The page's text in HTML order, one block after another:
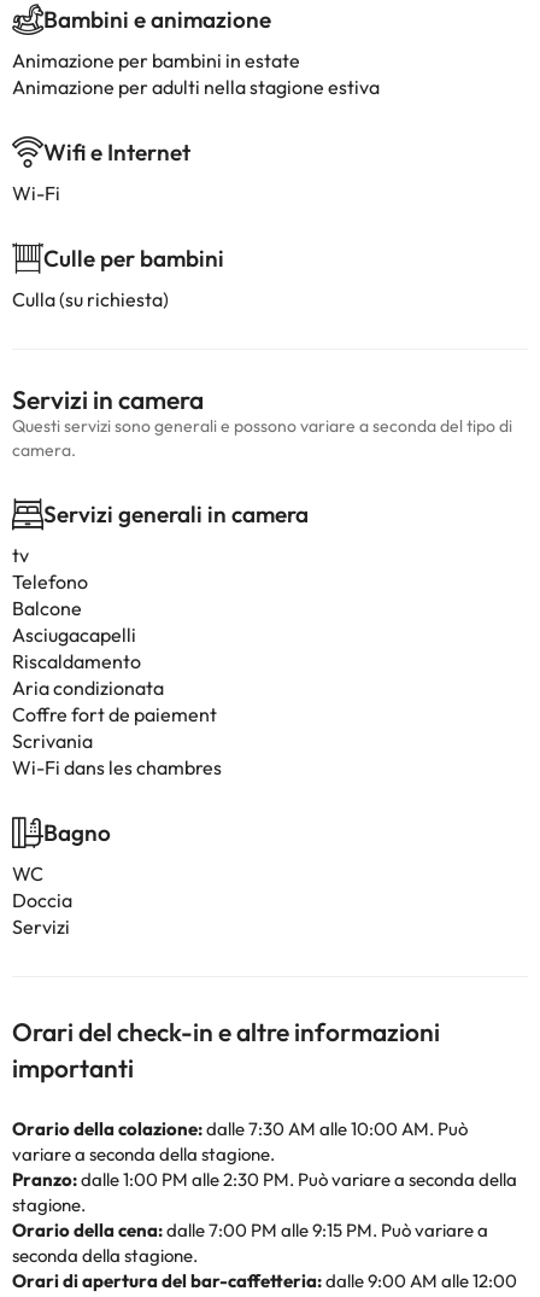
Bambini e animazione
Animazione per bambini in estate
Animazione per adulti nella stagione estiva
Wifi e Internet
Wi-Fi
Culle per bambini
Culla (su richiesta)
Servizi in camera
Questi servizi sono generali e possono variare a seconda del tipo di
camera.
Servizi generali in camera
tv
Telefono
Balcone
Asciugacapelli
Riscaldamento
Aria condizionata
Coffre fort de paiement
Scrivania
Wi-Fi dans les chambres
Bagno
WC
Doccia
Servizi
Orari del check-in e altre informazioni
importanti
Orario della colazione:dalle 7:30 AM alle 10:00 AM. Può
variare a seconda della stagione.
Pranzo:dalle 1:00 PM alle 2:30 PM. Può variare a seconda della
stagione.
Orario della cena:dalle 7:00 PM alle 9:15 PM. Può variare a
seconda della stagione.
Orari di apertura del bar-caffetteria:dalle 9:00 AM alle 12:00